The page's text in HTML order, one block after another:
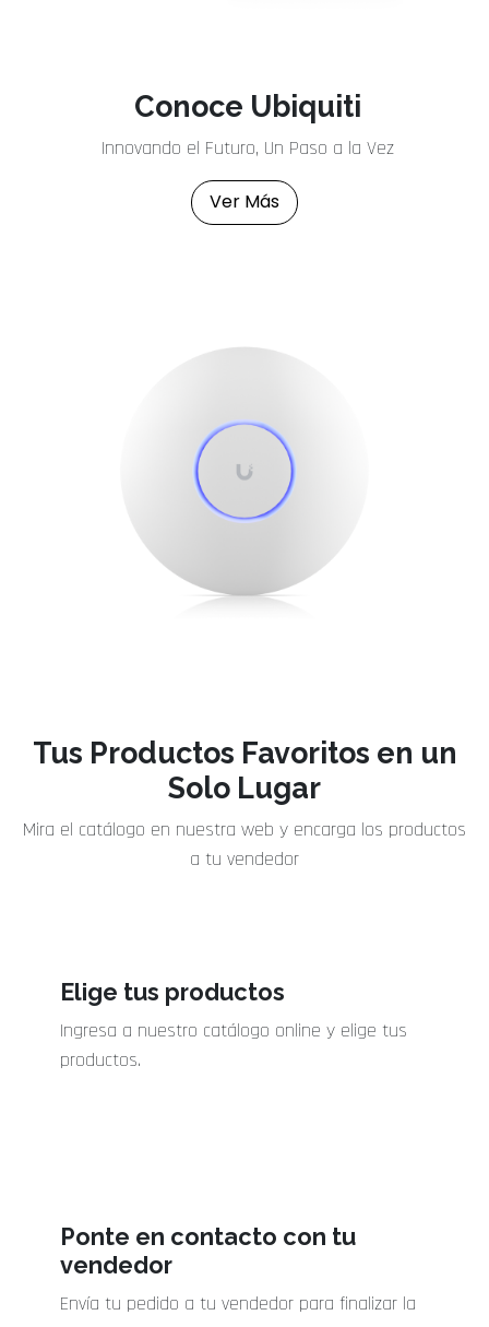
Conoce Ubiquiti
Innovando el Futuro, Un Paso a la Vez
Ver Más
Tus Productos Favoritos en un
Solo Lugar
Mira el catálogo en nuestra web y encarga los productos
a tu vendedor
Elige tus productos
Ingresa a nuestro catálogo online y elige tus
productos.
Ponte en contacto con tu
vendedor
Envía tu pedido a tu vendedor para finalizar la